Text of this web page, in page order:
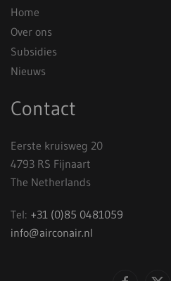
Home
Over ons
Subsidies
Nieuws
Contact
Eerste kruisweg 20
4793 RS Fijnaart
The Netherlands
Tel: +31 (0)85 0481059
info@airconair.nl